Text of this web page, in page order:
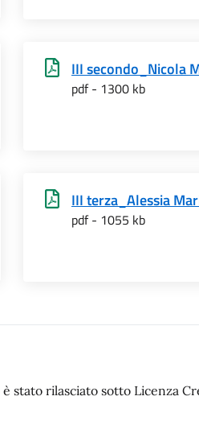
III secondo_Nicola
pdf - 1300 kb
III terza_Alessia
pdf - 1055 kb
stato rilasciato sotto Licenza